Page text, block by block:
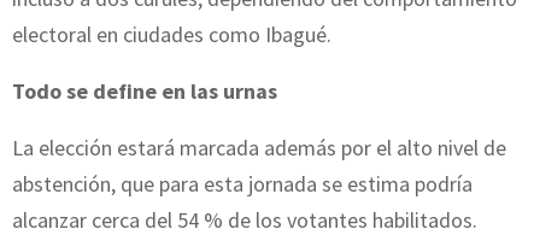
electoral en ciudades como Ibagué.
Todo se define en las urnas
La elección estará marcada además por el alto nivel de
abstención, que para esta jornada se estima podría
alcanzar cerca del 54 % de los votantes habilitados.